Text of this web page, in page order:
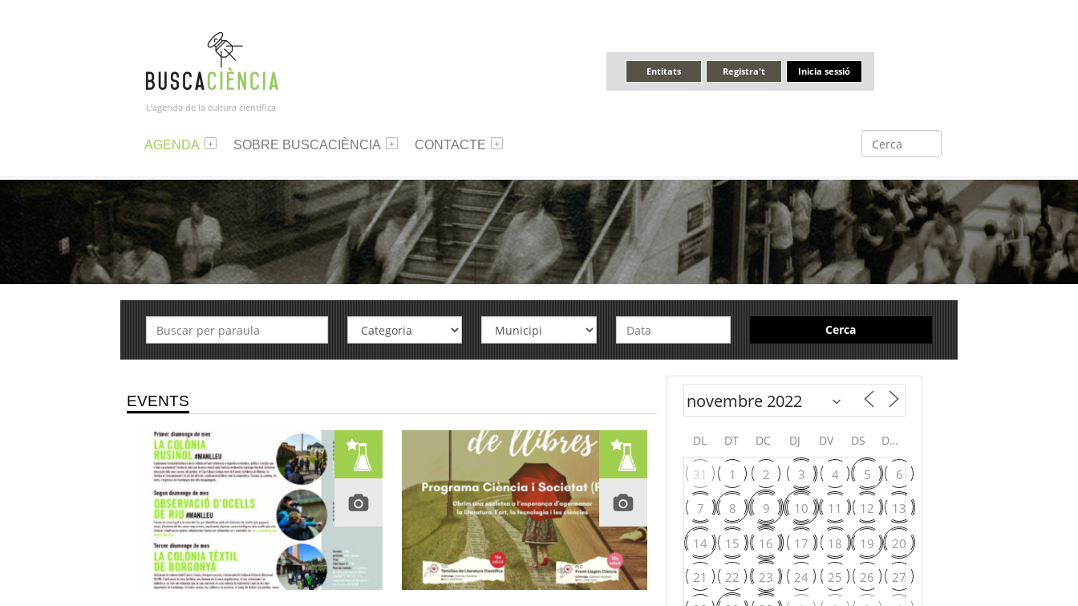
L’agenda de la cultura científica
Inicia sessió
Registra't
Entitats
AGENDA SOBRE BUSCACIÈNCIA CONTACTE
Cerca
EVENTS
DL DT DC DJ DV DS DG
31 1 2 3 4 5 6
7 8 9 10 11 12 13
14 15 16 17 18 19 20
21 22 23 24 25 26
27